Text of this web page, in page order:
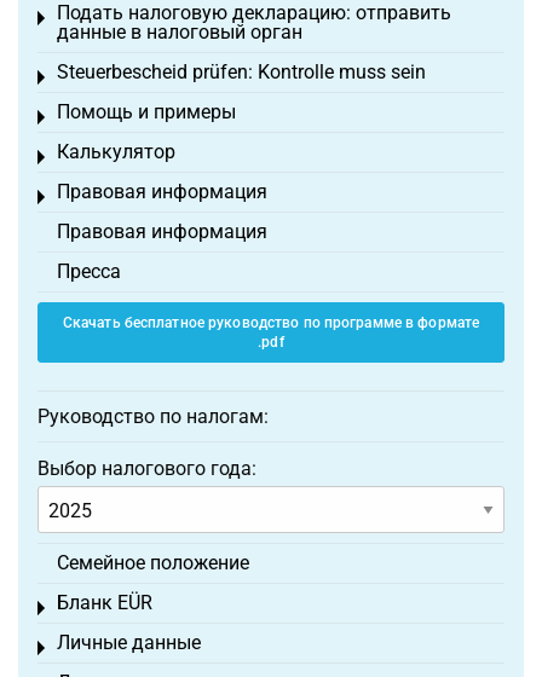
Подать налоговую декларацию: отправить
данные в налоговый орган
Toggle menu
Steuerbescheid prüfen: Kontrolle muss sein
Toggle menu
Помощь и примеры
Toggle menu
Калькулятор
Toggle menu
Правовая информация
Toggle menu
Правовая информация
Пресса
Скачать бесплатное руководство по программе в формате
.pdf
Руководство по налогам:
Выбор налогового года:
Семейное положение
Бланк EÜR
Toggle menu
Личные данные
Toggle menu